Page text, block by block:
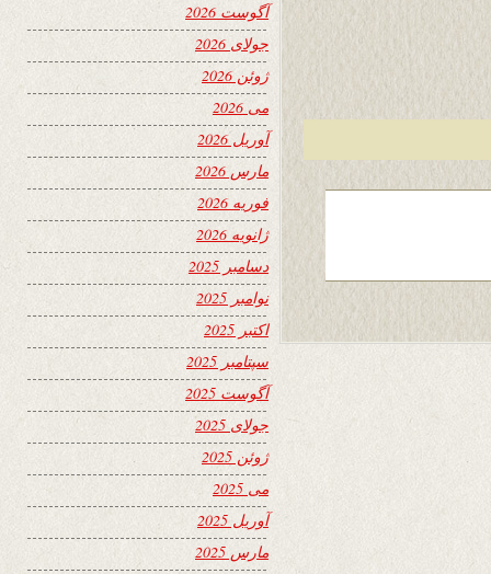
آگوست 2026
جولای 2026
ژوئن 2026
می 2026
آوریل 2026
مارس 2026
فوریه 2026
ژانویه 2026
دسامبر 2025
نوامبر 2025
اکتبر 2025
سپتامبر 2025
آگوست 2025
جولای 2025
ژوئن 2025
می 2025
آوریل 2025
مارس 2025